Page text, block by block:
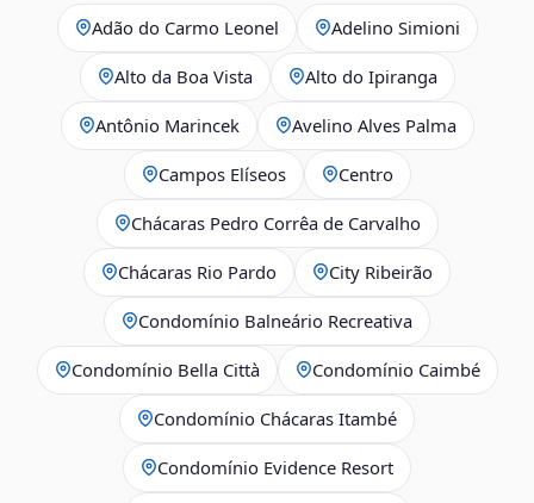
Adão do Carmo Leonel Adelino Simioni
Alto da Boa Vista Alto do Ipiranga
Antônio Marincek Avelino Alves Palma
Campos Elíseos Centro
Chácaras Pedro Corrêa de Carvalho
Chácaras Rio Pardo City Ribeirão
Condomínio Balneário Recreativa
Condomínio Bella Città Condomínio Caimbé
Condomínio Chácaras Itambé
Condomínio Evidence Resort